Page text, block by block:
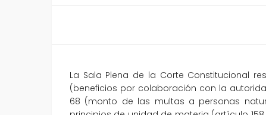
La Sala Plena de la Corte Constitucional
(beneficios por colaboración con la
68 (monto de las multas a personas